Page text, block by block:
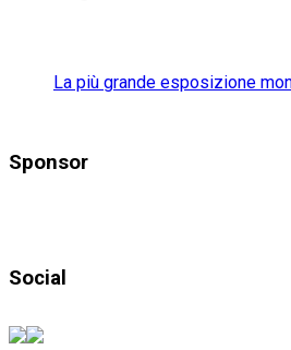
La più grande esposizione
Sponsor
Social